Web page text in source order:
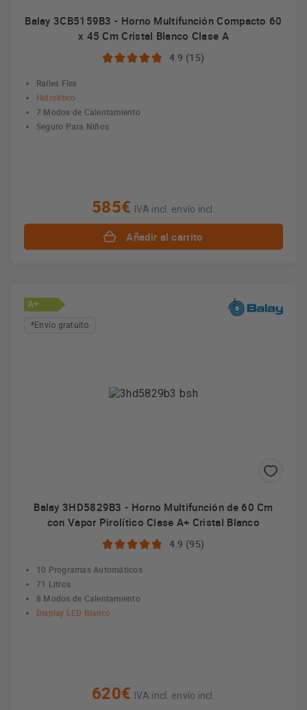
Balay 3CB5159B3 - Horno Multifunción Compacto 60
x 45 Cm Cristal Blanco Clase A
4.9 (15)
Raíles Flex
Hidrolítico
7 Modos de Calentamiento
Seguro Para Niños
585€ IVA incl. envío incl.
Añadir al carrito
A+
*Envío gratuito
Balay 3HD5829B3 - Horno Multifunción de 60 Cm
con Vapor Pirolítico Clase A+ Cristal Blanco
4.9 (95)
10 Programas Automáticos
71 Litros
8 Modos de Calentamiento
Display LED Blanco
620€ IVA incl. envío incl.